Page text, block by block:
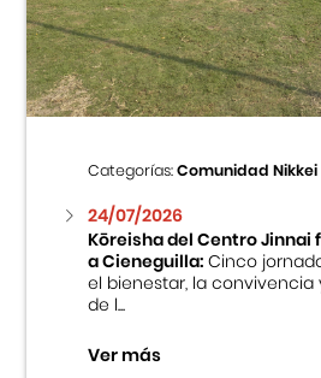
Centro Cultural Peruano
Cursos
Museo de la Inmigración
Fondo Editorial
Teatro Peruano Japonés
Categorías:Comunidad Nikkei
24/07/2026
Kōreisha del Centro Jinnai
a Cieneguilla:Cinco
el bienestar, la
de l...
Ver más